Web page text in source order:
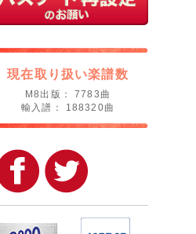
現在取り扱い楽譜数
M8出版： 7783曲
輸入譜： 188320曲